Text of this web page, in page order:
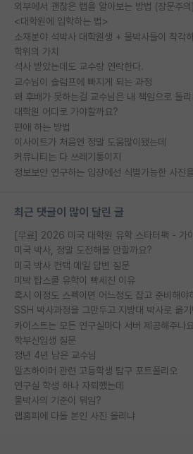
외부에서 괜찮은 랩을 알아보는 방법 (장문주의)
<대학원에 입학하는 법>
소재분야 석박사 대학원생 + 물박사들이 착각
학위의 가치
석사 받았는데도 교수랑 연락한다.
교수님이 슬럼프에 빠지게 되는 과정
대학원 어디로 가야할까요?
편애 하는 방법
이사이트가 처음엔 정말 도움많이됐는데
커뮤니티는 다 쓰레기통이지
최근 댓글이 많이 달린 글
미국 박사, 정말 도전해볼 만할까요?
미국 박사 컨택 메일 답변 질문
미박 탑스쿨 유학이 빡세진 이유
혹시 이정도 스펙이면 어느정도 잡고 준비해야
카이스트는 모든 연구실마다 서버 제공해주나
학부신입생 질문
정년 4년 남은 교수님
알츠하이머 관련 고등학생 탐구 포트폴리오
연구실 학생 하나 자퇴했는데
물박사의 기준이 뭐임?
랩홈피에 다들 본인 사진 올리냐